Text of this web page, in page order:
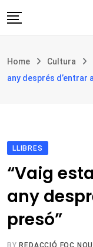
to
Filosofia i teologia
Botiga
Home Cultura
any després d’entrar
LLIBRES
“Vaig
any
presó”
BY REDACCIÓ FOC NOU